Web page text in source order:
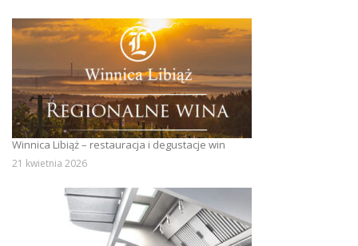
Winnica Libiąż – restauracja i degustacje win
21 kwietnia 2026